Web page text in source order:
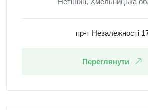
пр-т Незалежності
Переглянути